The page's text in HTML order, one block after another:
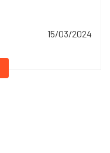
15/03/2024